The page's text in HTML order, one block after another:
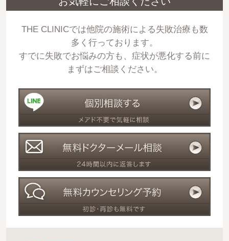
THE CLINICでは他院の施術による失敗治療も数
多く行っております。
すでに失敗でお悩みの方も、症状が悪化する前に
まずはご相談ください。